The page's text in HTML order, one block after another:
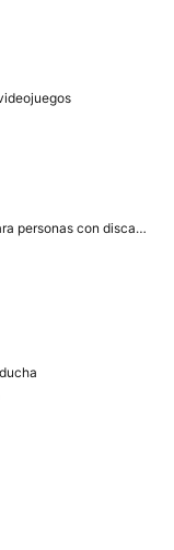
Acceso para personas con discapacidad